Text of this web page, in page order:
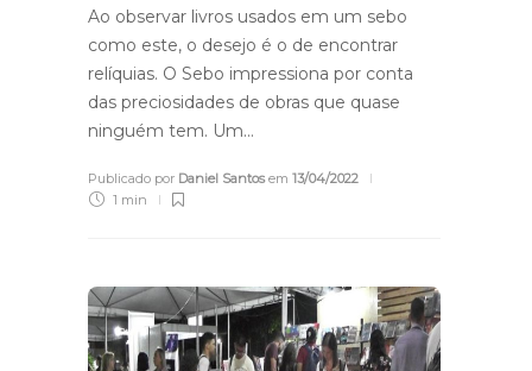
Ao observar livros usados em um sebo
como este, o desejo é o de encontrar
relíquias. O Sebo impressiona por conta
das preciosidades de obras que quase
ninguém tem. Um…
Publicado por Daniel Santosem 13/04/2022
1 min